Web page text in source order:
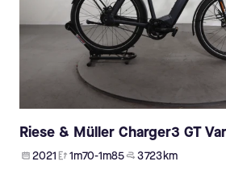
Riese & Müller Charger3 GT
2021 1m70-1m85 3 723 km